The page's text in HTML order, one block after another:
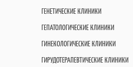
ГЕНЕТИЧЕСКИЕ КЛИНИКИ
ГЕПАТОЛОГИЧЕСКИЕ КЛИНИКИ
ГИНЕКОЛОГИЧЕСКИЕ КЛИНИКИ
ГИРУДОТЕРАПЕВТИЧЕСКИЕ КЛИНИКИ